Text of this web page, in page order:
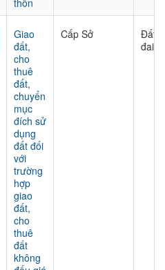
thôn
Giao
đất,
cho
thuê
đất,
chuyển
mục
đích sử
dụng
đất đối
với
trường
hợp
giao
đất,
cho
thuê
đất
không
Cấp Sở
Đất
đai